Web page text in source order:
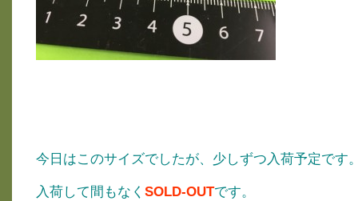
今日はこのサイズでしたが、少しずつ入荷予定です
入荷して間もなく SOLD-OUTです。